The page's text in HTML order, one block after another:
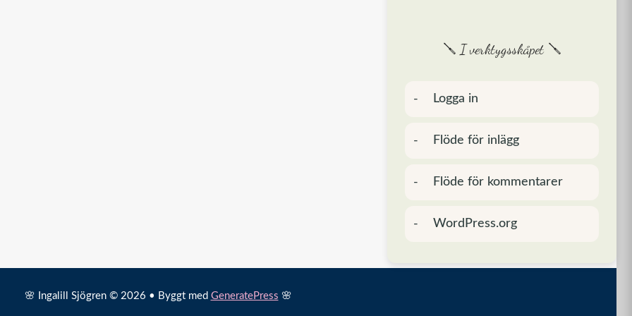
🪛 I verktygsskåpet 🪛
Logga in
Flöde för inlägg
Flöde för kommentarer
WordPress.org
🌸 Ingalill Sjögren © 2026 • Byggt med GeneratePress 🌸